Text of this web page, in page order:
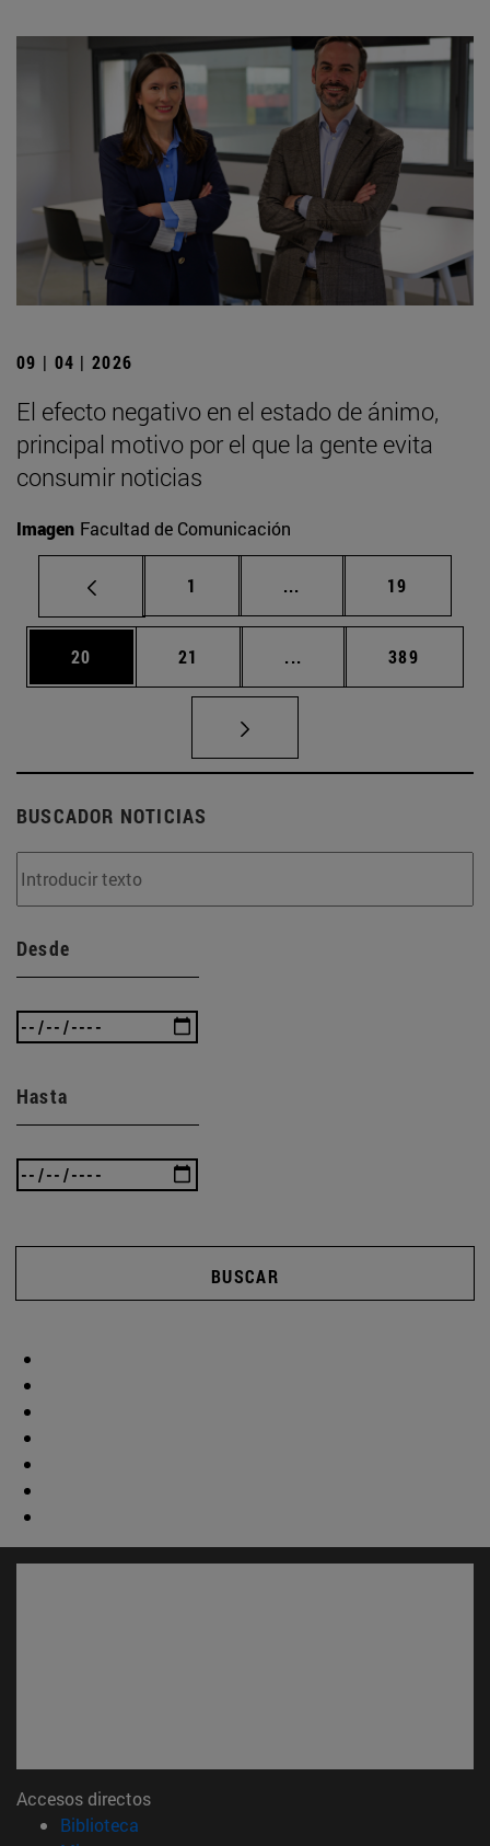
09 | 04 | 2026
El efecto negativo en el estado de ánimo,
principal motivo por el que la gente evita
consumir noticias
Imagen Facultad de Comunicación
Página
1 ... Páginas intermedias
Página
19
Página
20 Página
21 ... Páginas intermedias
Página
389
BUSCADOR NOTICIAS
Desde
Hasta
BUSCAR
Accesos directos
Biblioteca